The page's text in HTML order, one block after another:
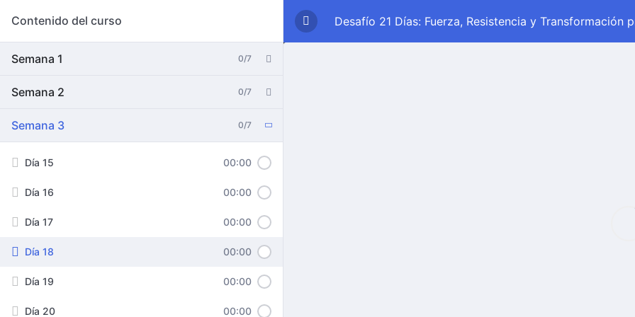
Contenido del curso
Semana 1 0/7
Semana 2 0/7
Semana 3 0/7
Día 15 00:00
Día 16 00:00
Día 17 00:00
Día 18 00:00
Día 19 00:00
Día 20 00:00
Desafío 21 Días: Fuerza, Resistencia y Transformación